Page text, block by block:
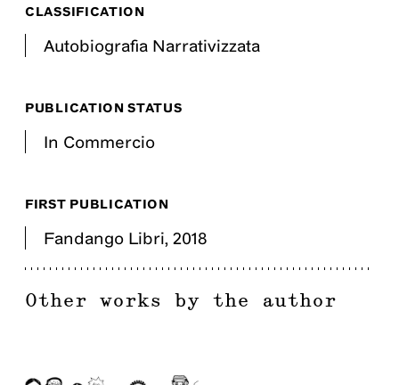
CLASSIFICATION
Autobiografia Narrativizzata
PUBLICATION STATUS
In Commercio
FIRST PUBLICATION
Fandango Libri, 2018
Other works by the author